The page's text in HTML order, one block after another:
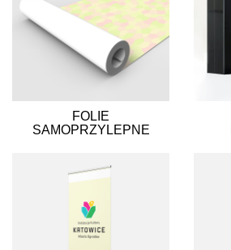
FOLIE
SAMOPRZYLEPNE